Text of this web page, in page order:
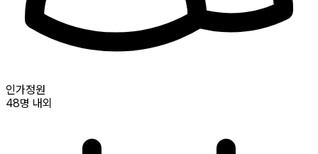
인가정원
48명 내외